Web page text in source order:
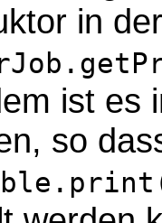
in
ist es
so